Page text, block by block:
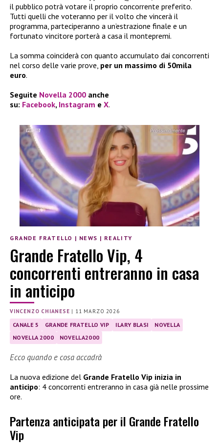
il pubblico potrà votare il proprio concorrente preferito.
Tutti quelli che voteranno per il volto che vincerà il
programma, parteciperanno a un’estrazione finale e un
fortunato vincitore porterà a casa il montepremi.
La somma coinciderà con quanto accumulato dai concorrenti
nel corso delle varie prove, per un massimo di 50mila
euro.
Seguite Novella 2000 anche
su: Facebook, Instagram e X.
GRANDE FRATELLO | NEWS | REALITY
Grande Fratello Vip, 4
concorrenti entreranno in casa
in anticipo
VINCENZO CHIANESE | 11 MARZO 2026
CANALE 5 GRANDE FRATELLO VIP ILARY BLASI
NOVELLA
NOVELLA 2000
NOVELLA2000
Ecco quando e cosa accadrà
La nuova edizione del Grande Fratello Vip inizia in
anticipo: 4 concorrenti entreranno in casa già nelle prossime
ore.
Partenza anticipata per il Grande Fratello
Vip